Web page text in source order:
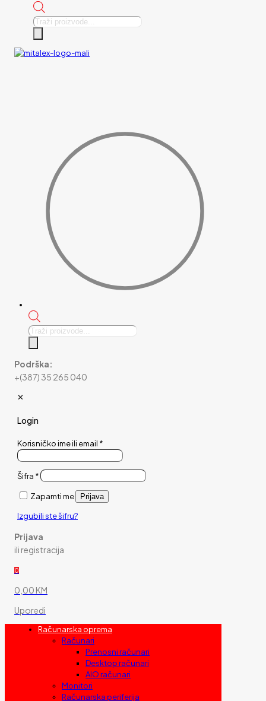
Products
Products
Podrška:
+(387) 35 265 040
✕
Login
Korisničko ime ili email *
Šifra *
Zapamti me Prijava
Izgubili ste šifru?
Prijava
ili registracija
0
0,00 KM
Uporedi
Računarska oprema
Računari
Prenosni računari
Desktop računari
AIO računari
Monitori
Računarska periferija